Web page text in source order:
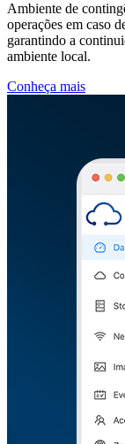
Ambiente de
operações em caso
garantindo a
ambiente local.
Conheça mais